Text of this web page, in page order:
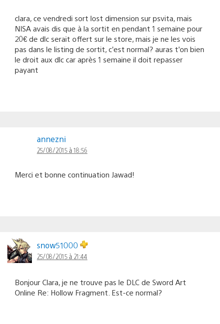
clara, ce vendredi sort lost dimension sur psvita, mais
NISA avais dis que à la sortit en pendant 1 semaine pour
20€ de dlc serait offert sur le store, mais je ne les vois
pas dans le listing de sortit, c’est normal? auras t’on bien
le droit aux dlc car après 1 semaine il doit repasser
payant
annezni
25/08/2015 à 18:56
Merci et bonne continuation Jawad!
snow51000
25/08/2015 à 21:44
Bonjour Clara, je ne trouve pas le DLC de Sword Art
Online Re: Hollow Fragment. Est-ce normal?